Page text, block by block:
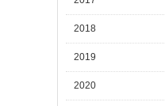
2018
2019
2020